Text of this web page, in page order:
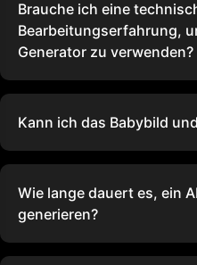
Brauche ich eine
Bearbeitungserfahrung,
Generator zu verwenden?
Kann ich das Babybild
Wie lange dauert es, ein
generieren?